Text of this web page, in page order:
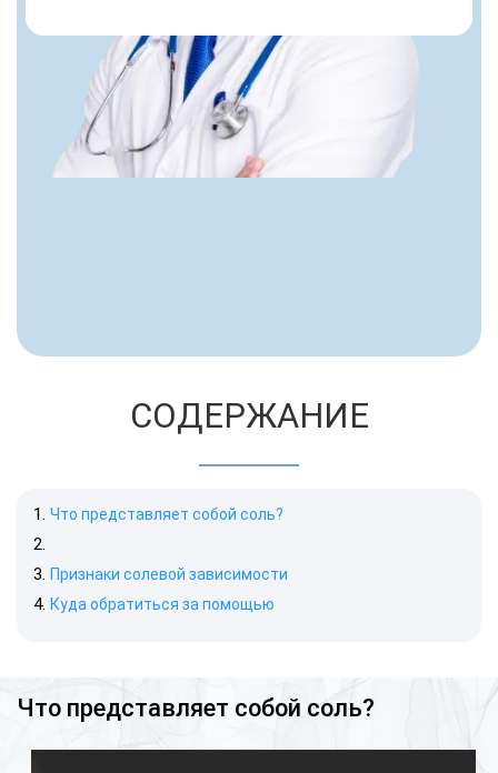
СОДЕРЖАНИЕ
Что представляет собой соль?
Признаки солевой зависимости
Куда обратиться за помощью
Что представляет собой соль?